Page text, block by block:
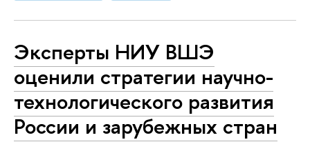
Эксперты НИУ ВШЭ
оценили стратегии научно-
технологического развития
России и зарубежных стран